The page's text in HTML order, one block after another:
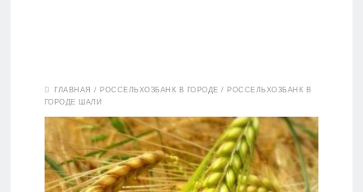
Дебетовые
карты
ГЛАВНАЯ / РОССЕЛЬХОЗБАНК В ГОРОДЕ / РОССЕЛЬХОЗБАНК В
ГОРОДЕ ШАЛИ